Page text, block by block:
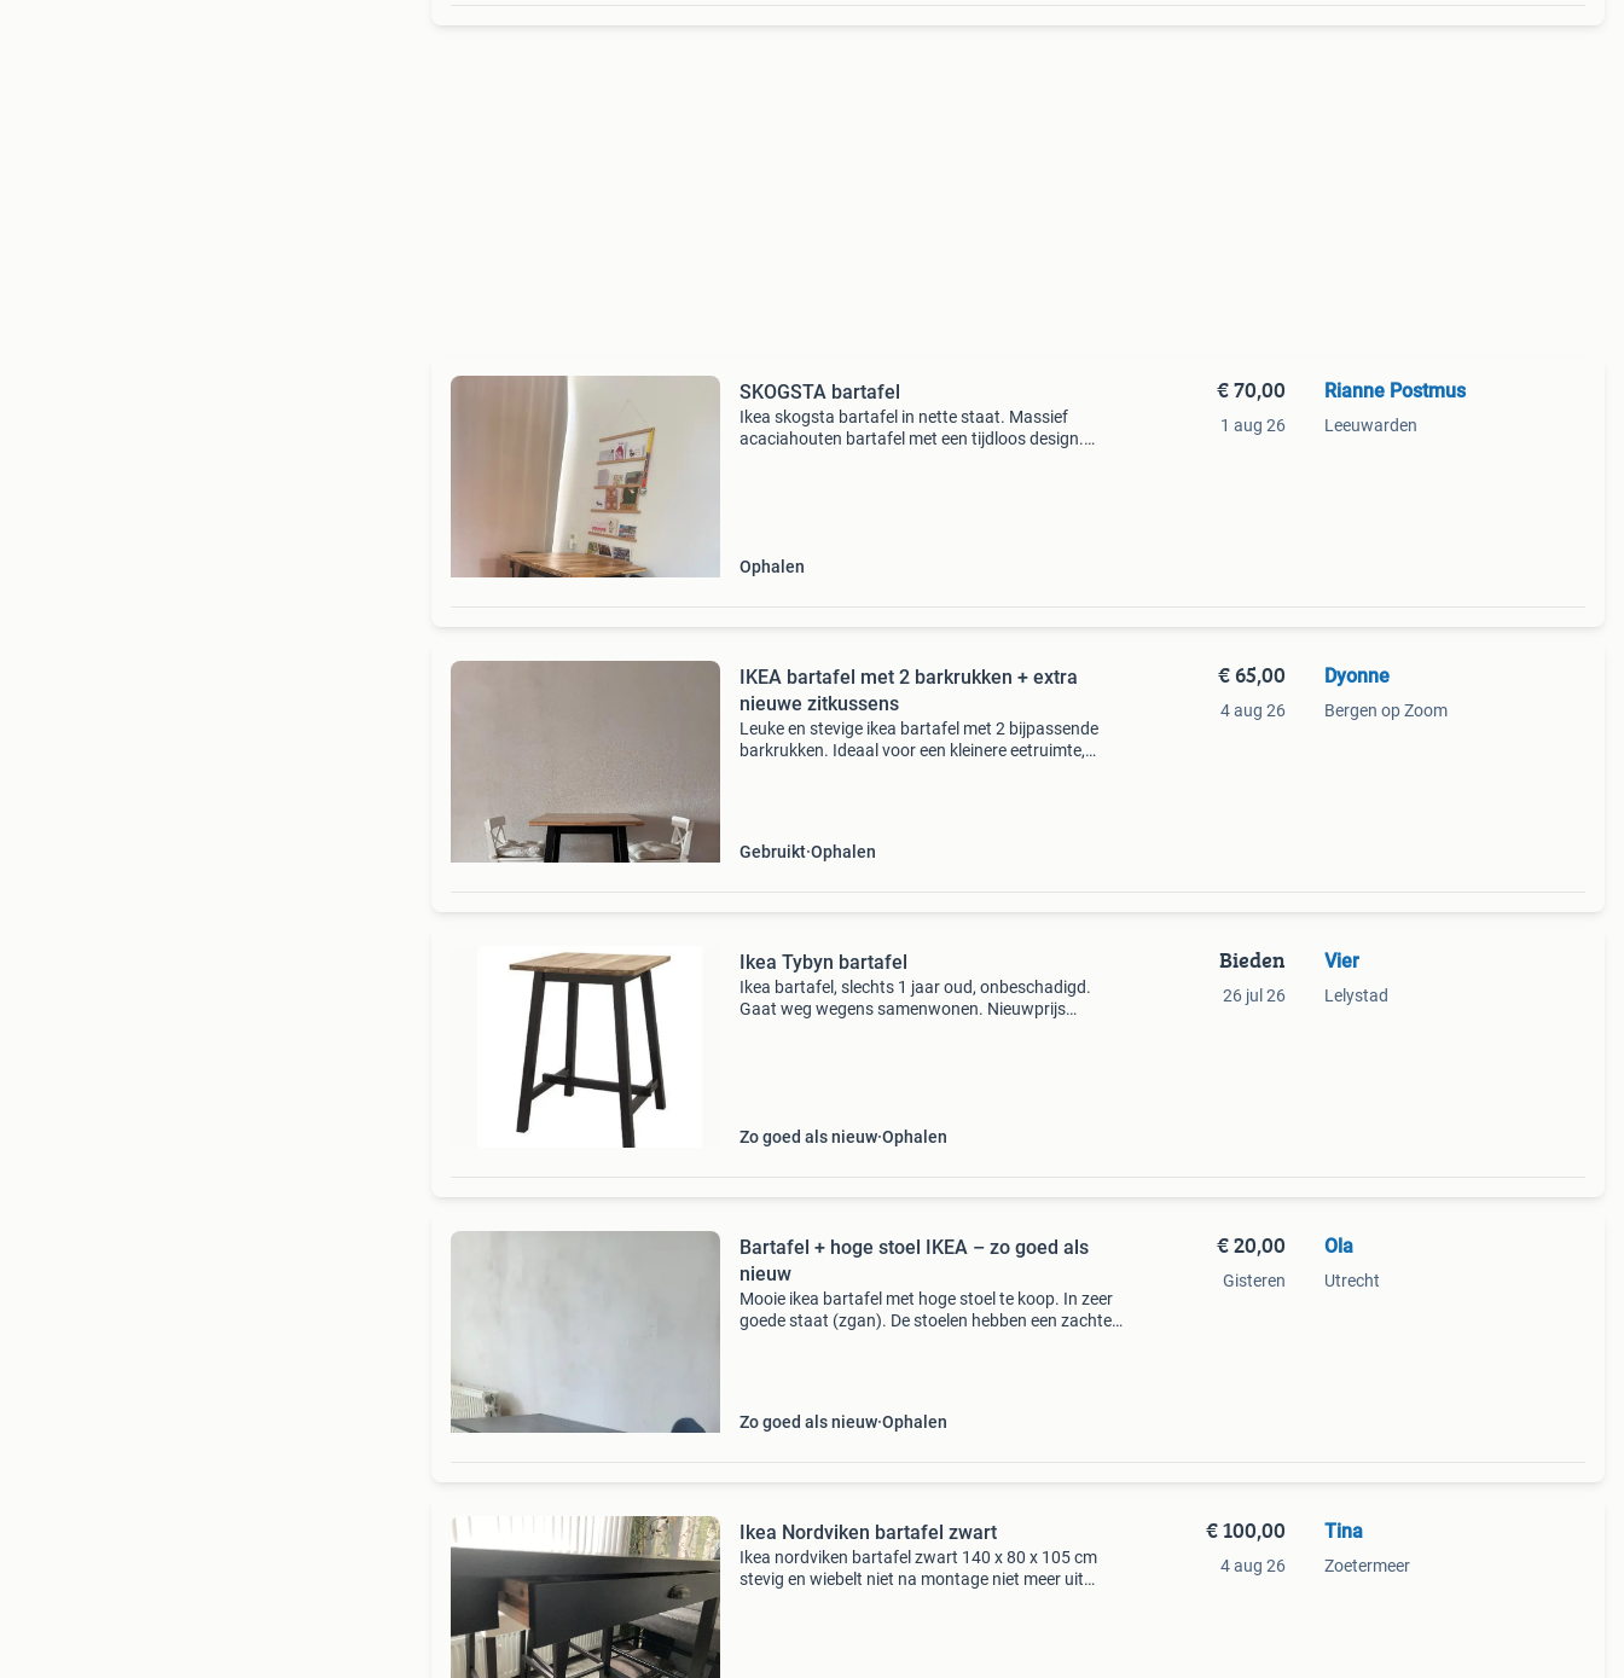
SKOGSTA bartafel
Ikea skogsta bartafel in nette staat. Massief
acaciahouten bartafel met een tijdloos design.
Ophalen
€ 70,00
1 aug 26
Rianne Postmus
Leeuwarden
IKEA bartafel met 2 barkrukken + extra
nieuwe zitkussens
Leuke en stevige ikea bartafel met 2 bijpassende
barkrukken. Ideaal voor een kleinere eetruimte,
Gebruikt Ophalen
€ 65,00
4 aug 26
Dyonne
Bergen op Zoom
Ikea Tybyn bartafel
Ikea bartafel, slechts 1 jaar oud, onbeschadigd.
Gaat weg wegens samenwonen. Nieuwprijs
Zo goed als nieuw Ophalen
Bieden
26 jul 26
Vier
Lelystad
Bartafel + hoge stoel IKEA – zo goed als
nieuw
Mooie ikea bartafel met hoge stoel te koop. In zeer
goede staat (zgan). De stoelen hebben een zachte
Zo goed als nieuw Ophalen
€ 20,00
Gisteren
Ola
Utrecht
Ikea Nordviken bartafel zwart
Ikea nordviken bartafel zwart 140 x 80 x 105 cm
stevig en wiebelt niet na montage niet meer uit
€ 100,00
4 aug 26
Tina
Zoetermeer